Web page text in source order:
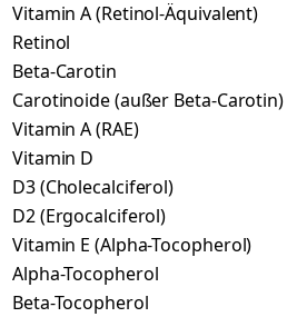
Vitamin A (Retinol-Äquivalent)
Retinol
Beta-Carotin
Carotinoide (außer Beta-Carotin)
Vitamin A (RAE)
Vitamin D
D3 (Cholecalciferol)
D2 (Ergocalciferol)
Vitamin E (Alpha-Tocopherol)
Alpha-Tocopherol
Beta-Tocopherol